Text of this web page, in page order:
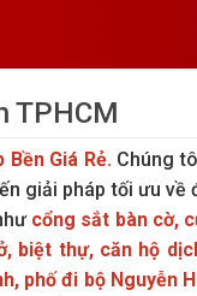
TPHCM
Bền Giá Rẻ. Chúng
giải pháp tối ưu
cổng sắt bàn cờ,
biệt thự, căn hộ
phố đi bộ Nguyễn